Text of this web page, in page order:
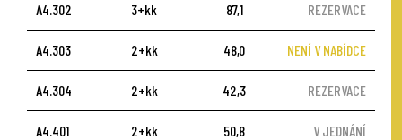
A4.302 3+kk 87,1 REZERVACE
A4.303 2+kk 48,0 NENÍ V NABÍDCE
A4.304 2+kk 42,3 REZERVACE
A4.401 2+kk 50,8 V JEDNÁNÍ